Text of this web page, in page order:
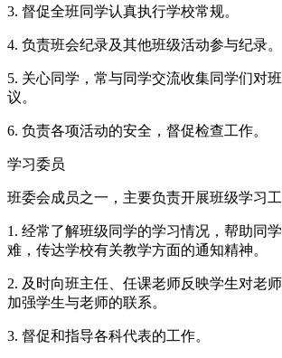
3. 督促全班同学认真执行学校常规。
4. 负责班会纪录及其他班级活动参与纪录。
5. 关心同学，常与同学交流收集同学们对
议。
6. 负责各项活动的安全，督促检查工作。
学习委员
班委会成员之一，主要负责开展班级学习工
1. 经常了解班级同学的学习情况，帮助同
难，传达学校有关教学方面的通知精神。
2. 及时向班主任、任课老师反映学生对老
加强学生与老师的联系。
3. 督促和指导各科代表的工作。